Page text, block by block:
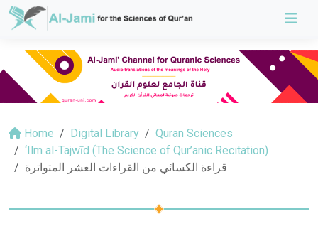
Home Digital Library
Quran Sciences
‘Ilm al-Tajwīd (The Science of Qur’anic Recitation)
قراءة الكسائي من القراءات العشر المتواترة